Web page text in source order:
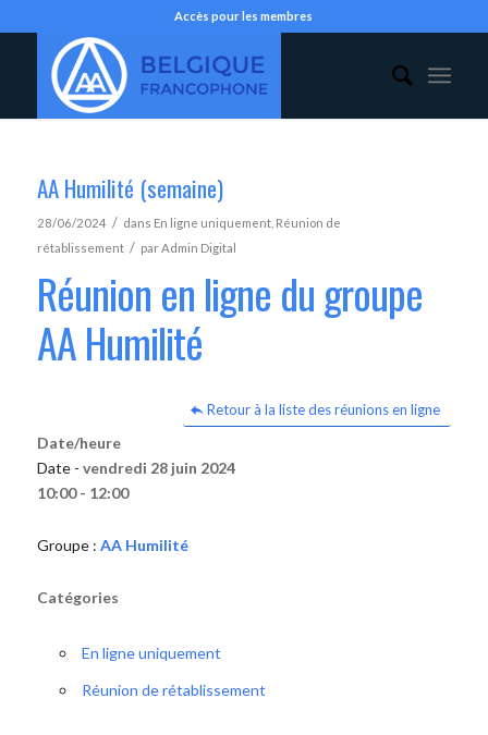
Accès pour les membres
AA Humilité (semaine)
28/06/2024 / dans En ligne uniquement, Réunion de
rétablissement / parAdmin Digital
Réunion en ligne du groupe
AA Humilité
Retour à la liste des réunions en ligne
Date/heure
Date - vendredi 28 juin 2024
10:00 - 12:00
Groupe : AA Humilité
Catégories
En ligne uniquement
Réunion de rétablissement